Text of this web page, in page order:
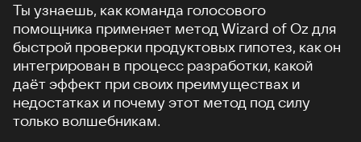
Ты узнаешь, как команда голосового
помощника применяет метод Wizard of Oz для
быстрой проверки продуктовых гипотез, как он
интегрирован в процесс разработки, какой
даёт эффект при своих преимуществах и
недостатках и почему этот метод под силу
только волшебникам.